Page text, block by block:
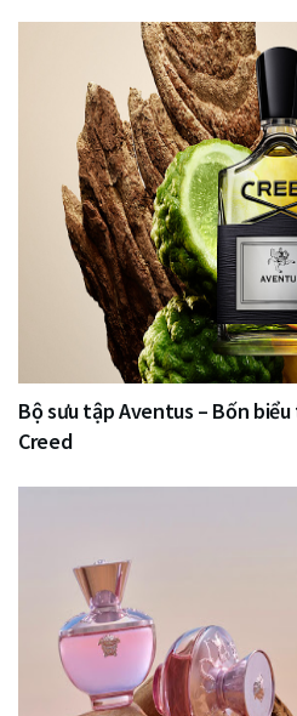
Bộ sưu tập Aventus – Bốn
Creed